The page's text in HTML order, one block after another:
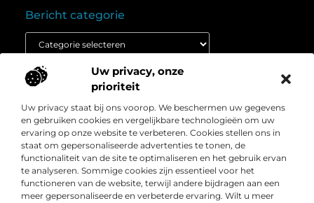
Uw privacy, onze
prioriteit
Uw privacy staat bij ons voorop. We beschermen uw gegevens
en gebruiken cookies en vergelijkbare technologieën om uw
ervaring op onze website te verbeteren. Cookies stellen ons in
staat om gepersonaliseerde advertenties te tonen, de
functionaliteit van de site te optimaliseren en het gebruik ervan
te analyseren. Sommige cookies zijn essentieel voor het
functioneren van de website, terwijl andere bijdragen aan een
meer gepersonaliseerde en verbeterde ervaring. Wilt u meer
Over
Bedrijf
” Het platform voor slimme inzichten en
conversieboosts “
Duik in waardevolle content, praktische strategieën en
inspirerende cases die jouw webshop naar een hoger
niveau tillen. Welkom bij Webshop-conversie.nl – jouw
bron voor resultaatgerichte kennis en online groei.
Onze informatie
Bericht categorie